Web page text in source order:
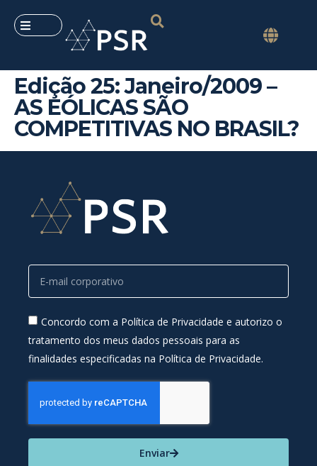
Edição 25: Janeiro/2009 –
AS EÓLICAS SÃO
COMPETITIVAS NO BRASIL?
Concordo com a Política de Privacidade e autorizo o
tratamento dos meus dados pessoais para as
finalidades especificadas na Política de Privacidade.
Enviar